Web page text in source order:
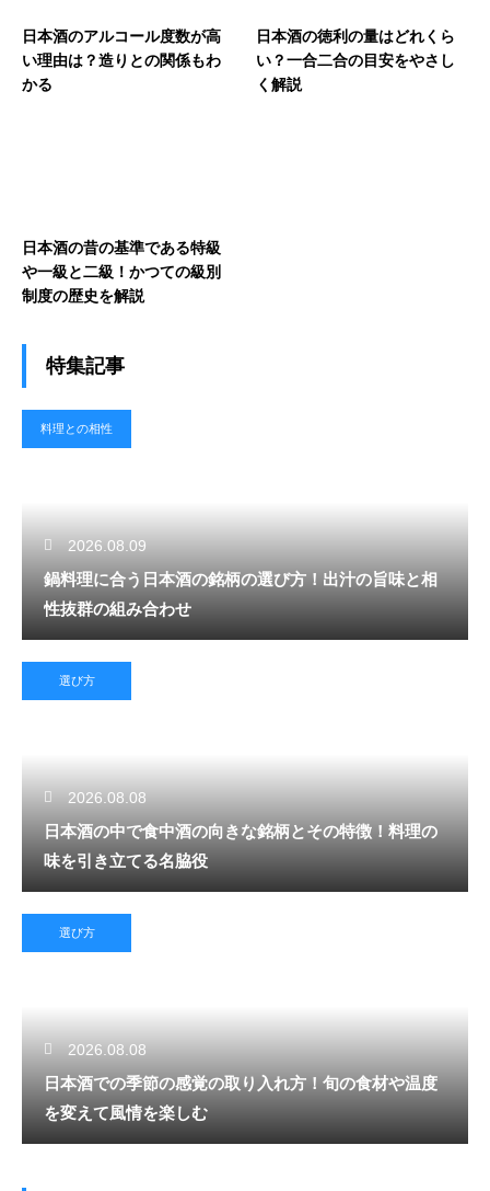
日本酒のアルコール度数が高
い理由は？造りとの関係もわ
かる
日本酒の徳利の量はどれくら
い？一合二合の目安をやさし
く解説
日本酒の昔の基準である特級
や一級と二級！かつての級別
制度の歴史を解説
特集記事
料理との相性
2026.08.09
鍋料理に合う日本酒の銘柄の選び方！出汁の旨味と相
性抜群の組み合わせ
選び方
2026.08.08
日本酒の中で食中酒の向きな銘柄とその特徴！料理の
味を引き立てる名脇役
選び方
2026.08.08
日本酒での季節の感覚の取り入れ方！旬の食材や温度
を変えて風情を楽しむ